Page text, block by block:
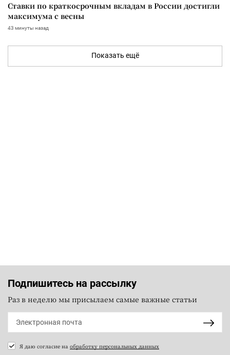
Ставки по краткосрочным вкладам в России достигли
максимума с весны
43 минуты назад
Показать ещё
Подпишитесь на рассылку
Раз в неделю мы присылаем самые важные статьи
Я даю согласие на обработку персональных данных